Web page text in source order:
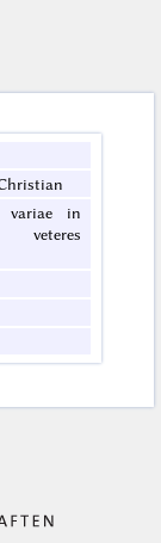
variae in
veteres